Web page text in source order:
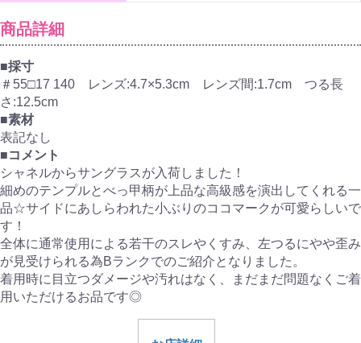
商品詳細
■採寸
＃55□17 140 レンズ:4.7×5.3cm レンズ間:1.7cm つる長
さ:12.5cm
■素材
表記なし
■コメント
シャネルからサングラスが入荷しました！
細めのテンプルとべっ甲柄が上品な高級感を演出してくれる一
品☆サイドにあしらわれた小ぶりのココマークが可愛らしいで
す！
全体に通常使用による若干のスレやくすみ、左つるにやや歪み
が見受けられる為Bランクでのご紹介となりました。
着用時に目立つダメージや汚れはなく、まだまだ問題なくご着
用いただけるお品です◎